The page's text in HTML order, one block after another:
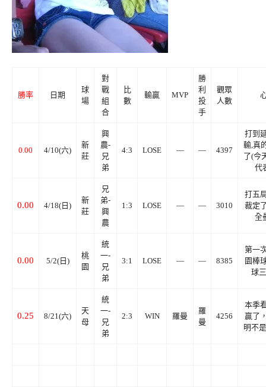
勝率 日期
球
場
對
戰
組
合
比
數
輸贏 MVP
勝
利
投
手
觀眾
人數
0.00 4/10(六)
新
莊
興
農-
兄
弟
4:3 LOSE — — 4397
打到
輸,真
了(今
代
0.00 4/18(日)
新
莊
兄
弟-
興
農
1:3 LOSE — — 3010
打五
裁定
全
0.00 5/2(日)
桃
園
統
一-
兄
弟
3:1 LOSE — — 8385
第一
園棒
球
0.25 8/21(六)
天
母
統
一-
兄
弟
2:3 WIN 羅曼
羅
曼
4256
本季
贏了
明不